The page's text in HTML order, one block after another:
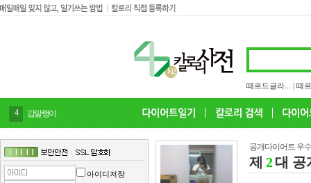
떼르드글라... 떼
4 감말랭이
아이디저장
공개다이어트 우
제 2대 공